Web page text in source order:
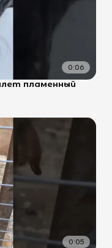
0:06
пламенный
0:05